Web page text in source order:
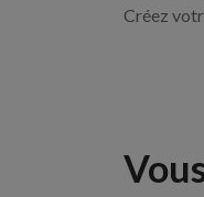
Créez